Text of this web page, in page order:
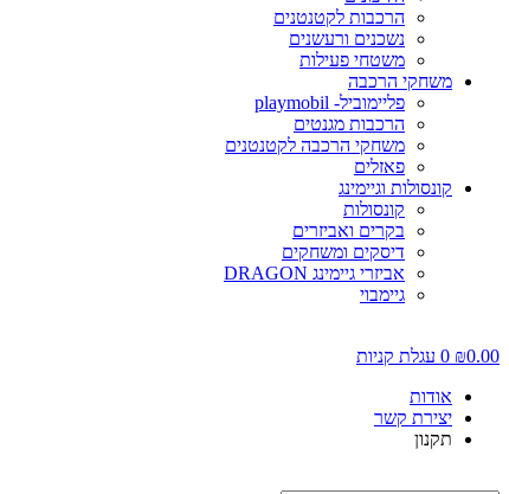
הרכבות לקטנטנים
נשכנים ורעשנים
משטחי פעילות
משחקי הרכבה
פליימוביל- playmobil
הרכבות מגנטים
משחקי הרכבה לקטנטנים
פאזלים
קונסולות וגיימינג
קונסולות
בקרים ואביזרים
דיסקים ומשחקים
אביזרי גיימינג DRAGON
גיימבוי
₪0.00
0 עגלת קניות
אודות
יצירת קשר
תקנון